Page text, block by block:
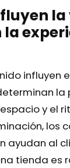
la
la
influyen
la
y el
los
ayudan al
tienda es